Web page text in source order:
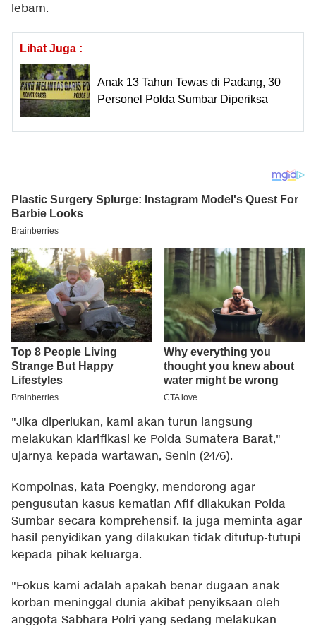
lebam.
Lihat Juga :
Anak 13 Tahun Tewas di Padang, 30
Personel Polda Sumbar Diperiksa
"Jika diperlukan, kami akan turun langsung
melakukan klarifikasi ke Polda Sumatera Barat,"
ujarnya kepada wartawan, Senin (24/6).
Kompolnas, kata Poengky, mendorong agar
pengusutan kasus kematian Afif dilakukan Polda
Sumbar secara komprehensif. Ia juga meminta agar
hasil penyidikan yang dilakukan tidak ditutup-tutupi
kepada pihak keluarga.
"Fokus kami adalah apakah benar dugaan anak
korban meninggal dunia akibat penyiksaan oleh
anggota Sabhara Polri yang sedang melakukan